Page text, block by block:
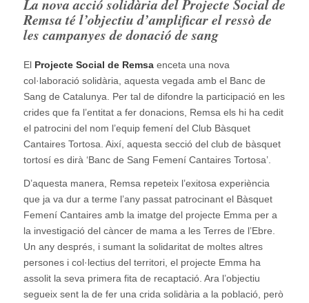
La nova acció solidària del Projecte Social de
Remsa té l’objectiu d’amplificar el ressò de
les campanyes de donació de sang
El Projecte Social de Remsaenceta una nova
col·laboració solidària, aquesta vegada amb el Banc de
Sang de Catalunya. Per tal de difondre la participació en les
crides que fa l’entitat a fer donacions, Remsa els hi ha cedit
el patrocini del nom l’equip femení del Club Bàsquet
Cantaires Tortosa. Així, aquesta secció del club de bàsquet
tortosí es dirà ‘Banc de Sang Femení Cantaires Tortosa’.
D’aquesta manera, Remsa repeteix l’exitosa experiència
que ja va dur a terme l’any passat patrocinant el Bàsquet
Femení Cantaires amb la imatge del projecte Emma per a
la investigació del càncer de mama a les Terres de l’Ebre.
Un any després, i sumant la solidaritat de moltes altres
persones i col·lectius del territori, el projecte Emma ha
assolit la seva primera fita de recaptació. Ara l’objectiu
segueix sent la de fer una crida solidària a la població, però